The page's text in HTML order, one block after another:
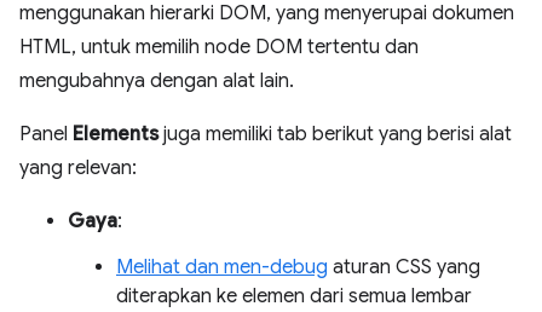
menggunakan hierarki DOM, yang menyerupai dokumen
HTML, untuk memilih node DOM tertentu dan
mengubahnya dengan alat lain.
Panel Elementsjuga memiliki tab berikut yang berisi alat
yang relevan:
Gaya:
Melihat dan men-debug aturan CSS yang
diterapkan ke elemen dari semua lembar